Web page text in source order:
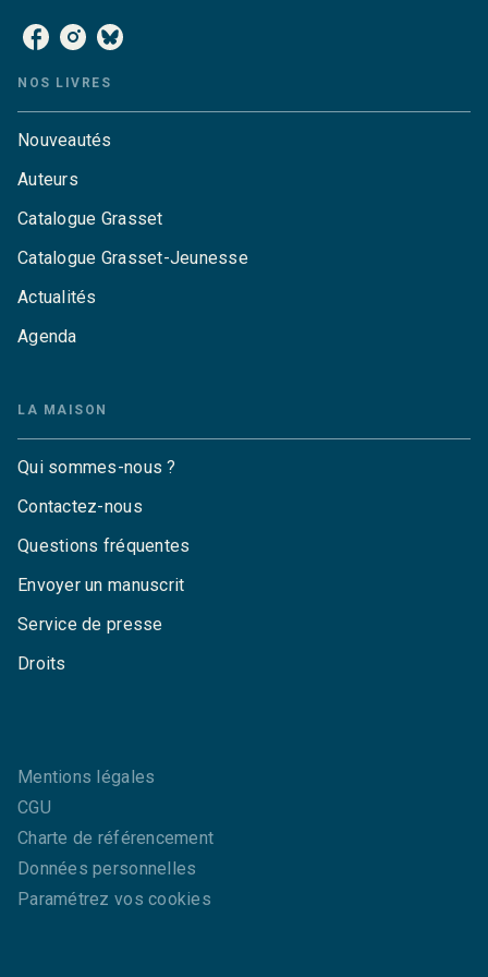
NOS LIVRES
Nouveautés
Auteurs
Catalogue Grasset
Catalogue Grasset-Jeunesse
Actualités
Agenda
LA MAISON
Qui sommes-nous ?
Contactez-nous
Questions fréquentes
Envoyer un manuscrit
Service de presse
Droits
Mentions légales
CGU
Charte de référencement
Données personnelles
Paramétrez vos cookies